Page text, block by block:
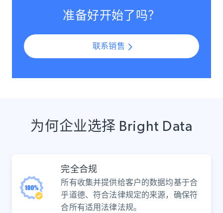
准备好开始了吗？
联系销售
为何企业选择 Bright Data
完全合规
所有收集并提供给客户的数据均基于合
乎道德、符合法律规定的来源，确保符
合所有适用法律法规。